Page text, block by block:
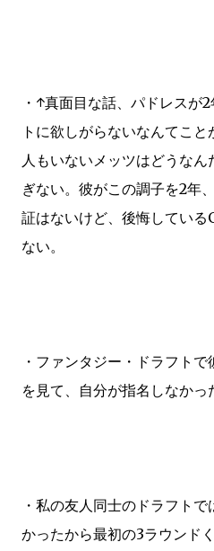
・↑真面目な話、パドレスが
トに欲しがらないなんてこ
人もいないメッツはどうな
ぎない。彼がこの調子を2年
証はないけど、後悔している
ない。
・ファンタジー・ドラフト
を見て、自分が指名しなかっ
・私の友人同士のドラフト
かったから最初の3ラウンド